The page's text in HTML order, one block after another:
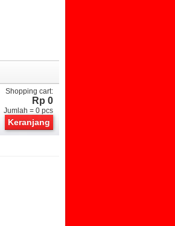
Shopping cart:
Rp 0
Jumlah = 0 pcs
Keranjang